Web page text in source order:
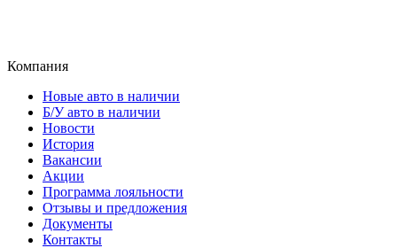
Компания
Новые авто в наличии
Б/У авто в наличии
Новости
История
Вакансии
Акции
Программа лояльности
Отзывы и предложения
Документы
Контакты